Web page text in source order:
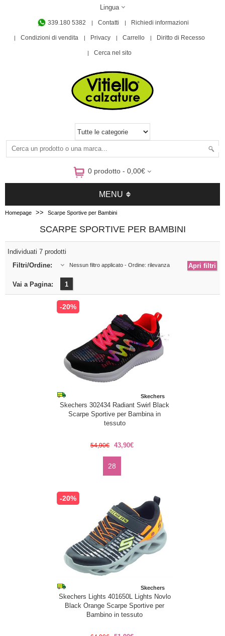
Lingua
339.180 5382 Contatti Richiedi informazioni
Condizioni di vendita Privacy Carrello Diritto di Recesso
Cerca nel sito
0 prodotto - 0,00€
MENU
Homepage >> Scarpe Sportive per Bambini
SCARPE SPORTIVE PER BAMBINI
Individuati 7 prodotti
Filtri/Ordine:
Nessun filtro applicato - Ordine: rilevanza
Vai a Pagina: 1
-20%
Skechers
Skechers 302434 Radiant Swirl Black
Scarpe Sportive per Bambina in
tessuto
54,90€ 43,90€
28
-20%
Skechers
Skechers Lights 401650L Lights Novlo
Black Orange Scarpe Sportive per
Bambino in tessuto